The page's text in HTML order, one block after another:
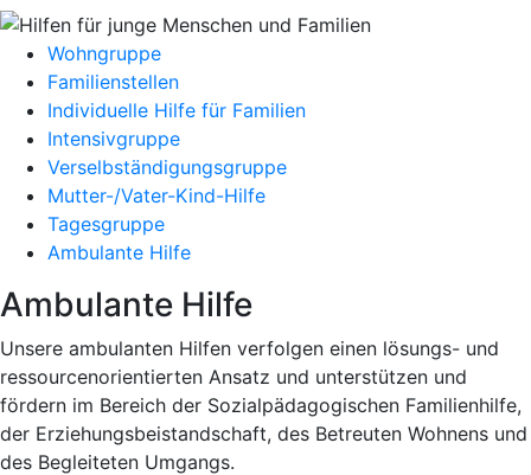
Wohngruppe
Familienstellen
Individuelle Hilfe für Familien
Intensivgruppe
Verselbständigungsgruppe
Mutter-/Vater-Kind-Hilfe
Tagesgruppe
Ambulante Hilfe
Ambulante Hilfe
Unsere ambulanten Hilfen verfolgen einen lösungs- und
ressourcenorientierten Ansatz und unterstützen und
fördern im Bereich der Sozialpädagogischen Familienhilfe,
der Erziehungsbeistandschaft, des Betreuten Wohnens und
des Begleiteten Umgangs.